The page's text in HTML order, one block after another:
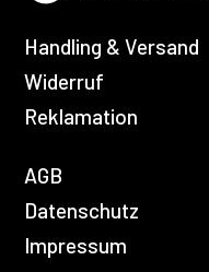
Handling & Versand
Widerruf
Reklamation
AGB
Datenschutz
Impressum